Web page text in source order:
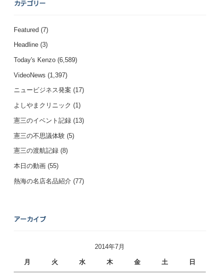
カテゴリー
Featured (7)
Headline (3)
Today's Kenzo (6,589)
VideoNews (1,397)
ニュービジネス発案 (17)
よしやまクリニック (1)
憲三のイベント記録 (13)
憲三の不思議体験 (5)
憲三の渡航記録 (8)
本日の動画 (55)
熱海の名店名品紹介 (77)
アーカイブ
2014年7月
月 火 水 木 金 土 日